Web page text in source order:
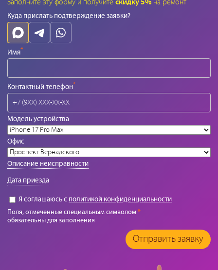
Заполните эту форму и получите скидку 5% на ремонт
Куда прислать подтверждение заявки?
Имя*
Контактный телефон*
Модель устройства
Офис
Описание неисправности
Дата приезда
Я соглашаюсь с политикой конфиденциальности
Поля, отмеченные специальным символом*
обязательны для заполнения
Отправить заявку